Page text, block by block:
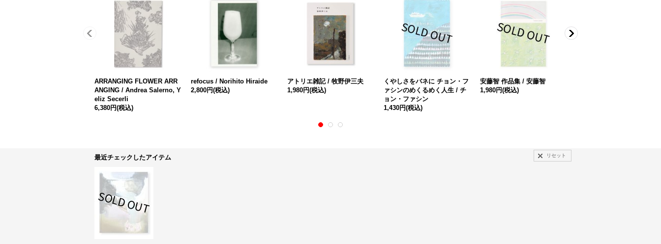
ARRANGING FLOWER ARR
ANGING / Andrea Salerno, Y
eliz Secerli
6,380円(税込)
refocus / Norihito Hiraide
2,800円(税込)
アトリエ雑記 / 牧野伊三夫
1,980円(税込)
くやしさをバネに チョン・フ
ァシンのめくるめく人生 / チ
ョン・ファシン
1,430円(税込)
安藤智 作品集 / 安藤智
1,980円(税込)
最近チェックしたアイテム リセット